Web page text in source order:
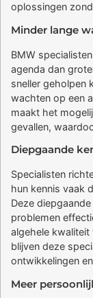
oplossingen
Minder lange
BMW
agenda dan
sneller geholpen
wachten op een
maakt het
gevallen,
Diepgaande
Specialisten
hun kennis vaak
Deze
problemen
algehele
blijven deze
ontwikkelingen
Meer